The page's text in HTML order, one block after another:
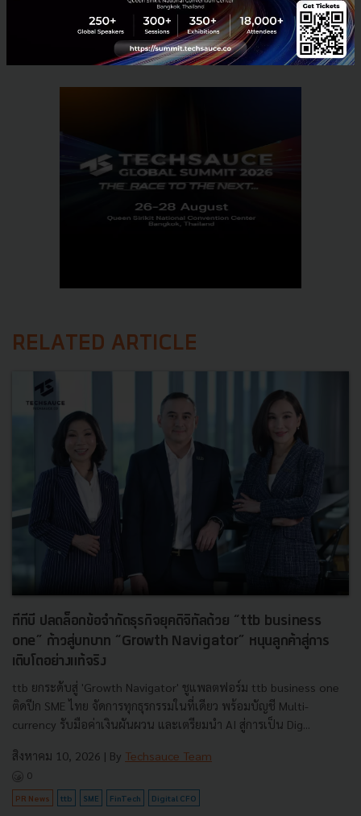
No comment
RELATED ARTICLE
ทีทีบี ปลดล็อกข้อจำกัดธุรกิจยุคดิจิทัลด้วย “ttb business
one” ก้าวสู่บทบาท “Growth Navigator” หนุนลูกค้าสู่การ
เติบโตอย่างแท้จริง
ttb ยกระดับสู่ 'Growth Navigator' ชูแพลตฟอร์ม ttb business one
ติดปีก SME ไทย จัดการทุกธุรกรรมในที่เดียว พร้อมบัญชี Multi-
currency รับมือค่าเงินผันผวน และเตรียมนำ AI สู่การเป็น Dig...
สิงหาคม 10, 2026 | By Techsauce Team
0
PR News ttb SME FinTech Digital CFO